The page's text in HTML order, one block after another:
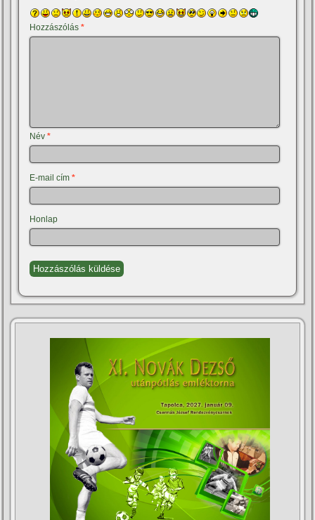
Hozzászólás*
Név*
E-mail cím*
Honlap